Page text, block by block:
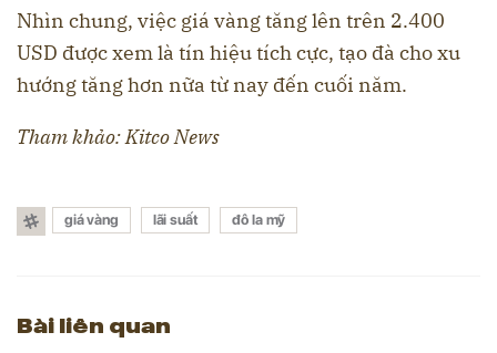
Nhìn chung, việc giá vàng tăng lên trên 2.400
USD được xem là tín hiệu tích cực, tạo đà cho xu
hướng tăng hơn nữa từ nay đến cuối năm.
Tham khảo: Kitco News
giá vàng lãi suất đô la mỹ
Bài liên quan